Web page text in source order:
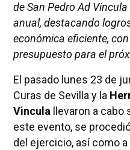
de San Pedro Ad
anual, destacando
económica eficiente,
presupuesto para el
El pasado lunes 23 de
Curas de Sevilla y la
Vinculallevaron a cabo
este evento, se
del ejercicio, así como